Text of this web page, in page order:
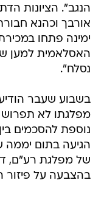
הנגב". הציונות
אורבך וכהנא
ימינה פתחו
האסלאמית למען
נסלח".
בשבוע שעבר
מפלגתו לא תפרוש
נוספת להסכמים
הגיעה בתום יממה
של מפלגת רע"ם,
בהצבעה על פיזור